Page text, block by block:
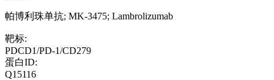
帕博利珠单抗; MK-3475; Lambrolizumab
靶标:
PDCD1/PD-1/CD279
蛋白ID:
Q15116